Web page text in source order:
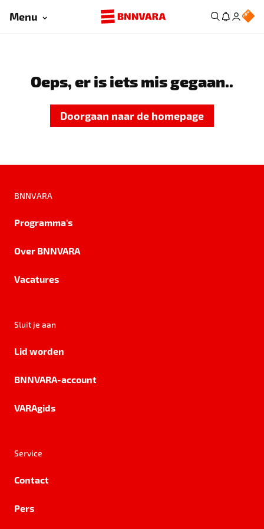
Menu
Oeps, er is iets mis gegaan..
Doorgaan naar de homepage
BNNVARA
Programma's
Over BNNVARA
Vacatures
Sluit je aan
Lid worden
BNNVARA-account
VARAgids
Service
Contact
Pers